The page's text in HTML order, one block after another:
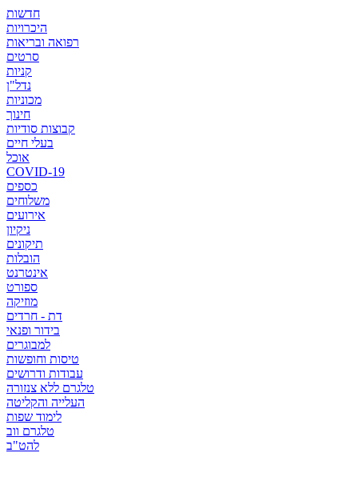
חדשות
היכרויות
רפואה ובריאות
סרטים
קניות
נדל"ן
מכוניות
חינוך
קבוצות סודיות
בעלי חיים
אוכל
COVID-19
כספים
משלוחים
אירועים
ניקיון
תיקונים
הובלות
אינטרנט
ספורט
מוזיקה
דת - חרדים
בידור ופנאי
למבוגרים
טיסות וחופשות
עבודות ודרושים
טלגרם ללא צנזורה
העלייה והקליטה
לימוד שפות
טלגרם ווב
להט"ב